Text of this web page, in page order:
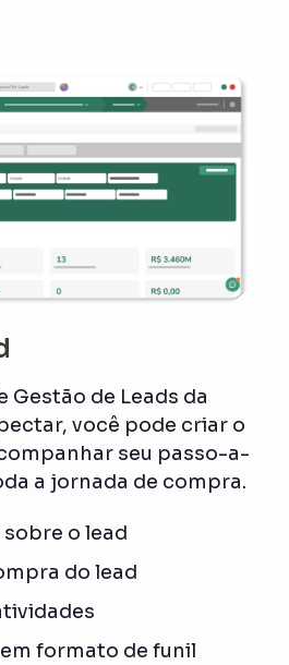
Gestão de Leads da
você pode criar o
seu passo-a-
a jornada de compra.
o lead
do lead
formato de funil